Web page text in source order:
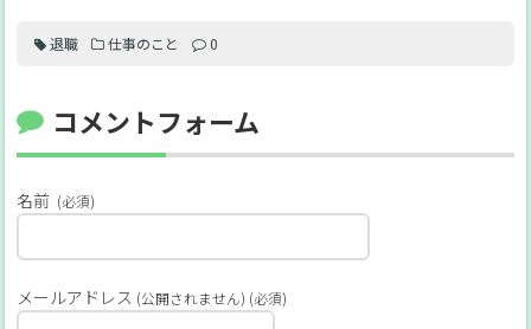
退職 仕事のこと 0
コメントフォーム
名前 (必須)
メールアドレス (公開されません) (必須)